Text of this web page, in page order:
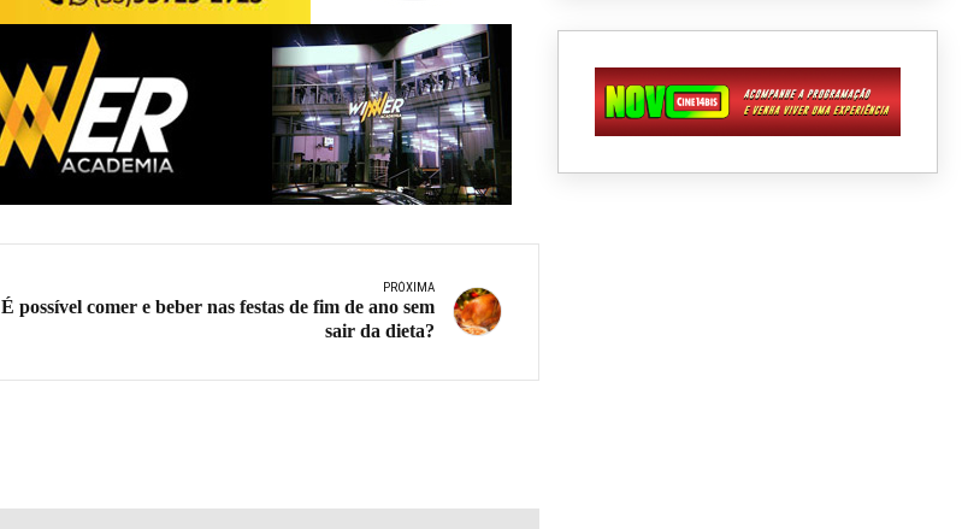
PRÓXIMA
É possível comer e beber nas festas de fim de ano sem
sair da dieta?